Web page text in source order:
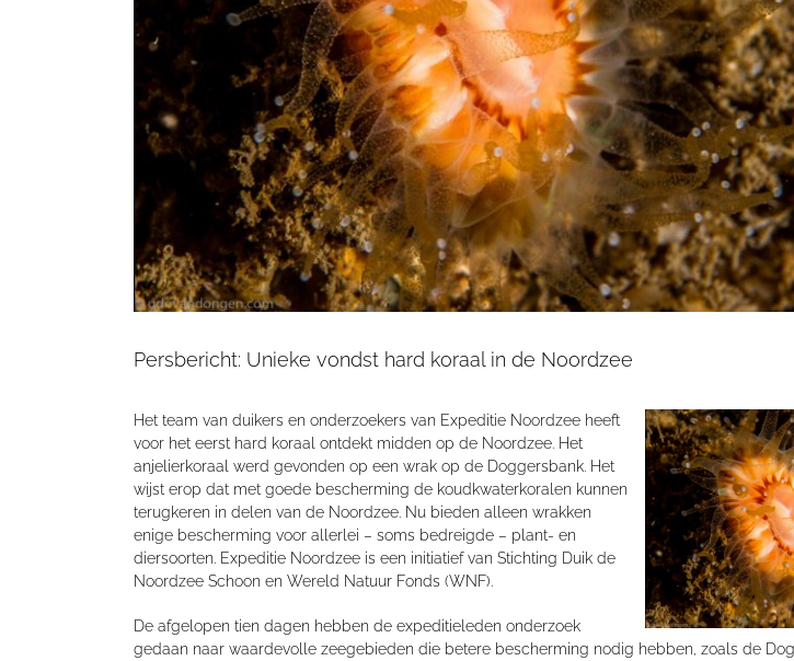
Persbericht: Unieke vondst hard koraal in de Noordzee
Het team van duikers en onderzoekers van Expeditie Noordzee heeft
voor het eerst hard koraal ontdekt midden op de Noordzee. Het
anjelierkoraal werd gevonden op een wrak op de Doggersbank. Het
wijst erop dat met goede bescherming de koudkwaterkoralen kunnen
terugkeren in delen van de Noordzee. Nu bieden alleen wrakken
enige bescherming voor allerlei – soms bedreigde – plant- en
diersoorten. Expeditie Noordzee is een initiatief van Stichting Duik de
Noordzee Schoon en Wereld Natuur Fonds (WNF).
De afgelopen tien dagen hebben de expeditieleden onderzoek
gedaan naar waardevolle zeegebieden die betere bescherming nodig hebben, zoals de